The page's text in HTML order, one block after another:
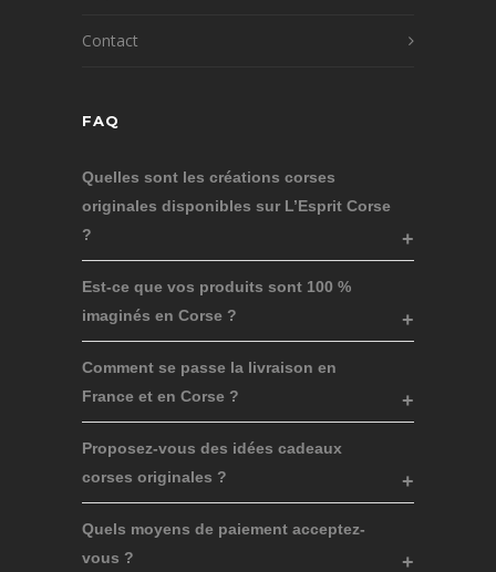
Contact
FAQ
Quelles sont les créations corses
originales disponibles sur L’Esprit Corse
?
Est-ce que vos produits sont 100 %
imaginés en Corse ?
Comment se passe la livraison en
France et en Corse ?
Proposez-vous des idées cadeaux
corses originales ?
Quels moyens de paiement acceptez-
vous ?